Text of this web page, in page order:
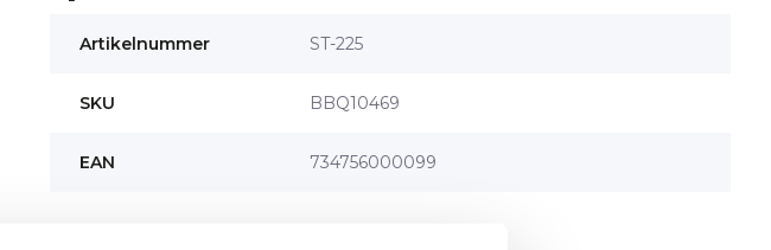
Artikelnummer ST-225
SKU BBQ10469
EAN 734756000099